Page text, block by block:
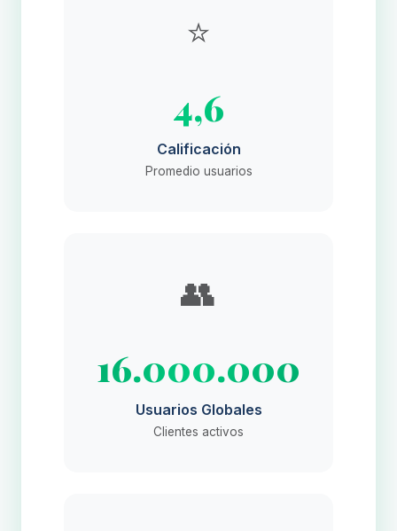
⭐
4,6
Calificación
Promedio usuarios
👥
16.000.000
Usuarios Globales
Clientes activos